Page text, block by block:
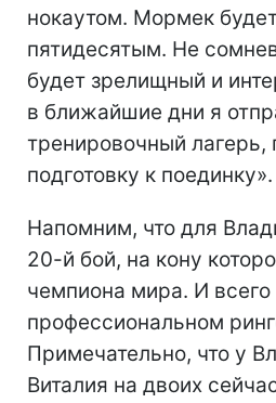
нокаутом. Мормек
пятидесятым. Не
будет зрелищный и
в ближайшие дни я
тренировочный лагерь,
подготовку к поединку».
Напомним, что для
20-й бой, на кону
чемпиона мира. И
профессиональном
Примечательно, что у
Виталия на двоих